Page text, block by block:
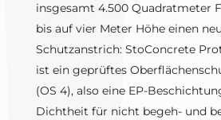
insgesamt 4.500 Quadratmeter
bis auf vier Meter Höhe einen
Schutzanstrich: StoConcrete
ist ein geprüftes
(OS 4), also eine EP-
Dichtheit für nicht begeh- und